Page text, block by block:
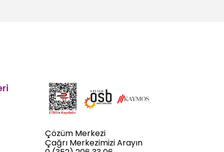
Çözüm Merkezi
Çağrı Merkezimizi Arayın